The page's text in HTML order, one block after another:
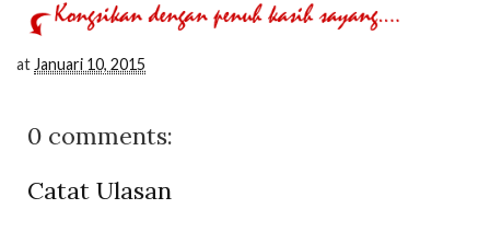
at Januari 10, 2015
0 comments:
Catat Ulasan